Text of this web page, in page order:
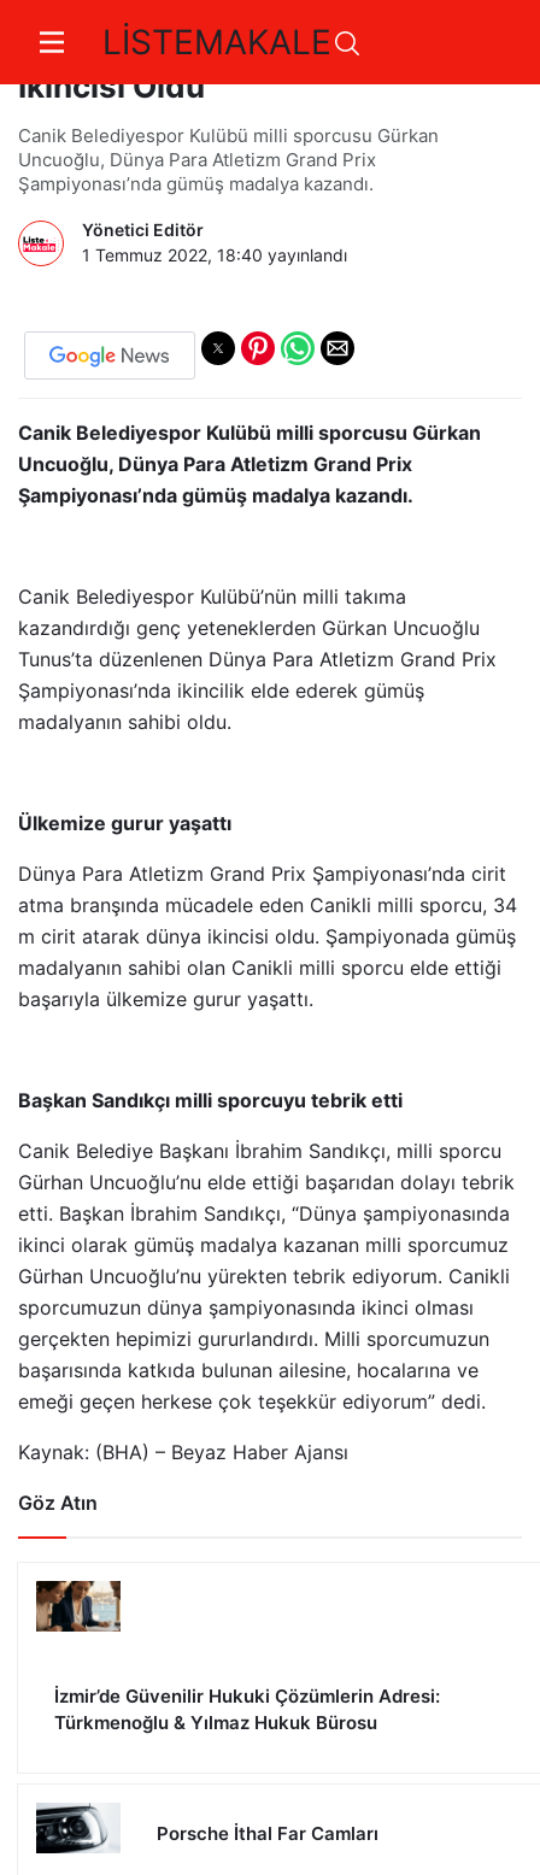
LİSTEMAKALE
Canikli Milli Sporcu Dünya
İkincisi Oldu
Canik Belediyespor Kulübü milli sporcusu Gürkan
Uncuoğlu, Dünya Para Atletizm Grand Prix
Şampiyonası’nda gümüş madalya kazandı.
Yönetici Editör
1 Temmuz 2022, 18:40 yayınlandı
Canik Belediyespor Kulübü milli sporcusu Gürkan
Uncuoğlu, Dünya Para Atletizm Grand Prix
Şampiyonası’nda gümüş madalya kazandı.
Canik Belediyespor Kulübü’nün milli takıma
kazandırdığı genç yeteneklerden Gürkan Uncuoğlu
Tunus’ta düzenlenen Dünya Para Atletizm Grand Prix
Şampiyonası’nda ikincilik elde ederek gümüş
madalyanın sahibi oldu.
Ülkemize gurur yaşattı
Dünya Para Atletizm Grand Prix Şampiyonası’nda cirit
atma branşında mücadele eden Canikli milli sporcu, 34
m cirit atarak dünya ikincisi oldu. Şampiyonada gümüş
madalyanın sahibi olan Canikli milli sporcu elde ettiği
başarıyla ülkemize gurur yaşattı.
Başkan Sandıkçı milli sporcuyu tebrik etti
Canik Belediye Başkanı İbrahim Sandıkçı, milli sporcu
Gürhan Uncuoğlu’nu elde ettiği başarıdan dolayı tebrik
etti. Başkan İbrahim Sandıkçı, “Dünya şampiyonasında
ikinci olarak gümüş madalya kazanan milli sporcumuz
Gürhan Uncuoğlu’nu yürekten tebrik ediyorum. Canikli
sporcumuzun dünya şampiyonasında ikinci olması
gerçekten hepimizi gururlandırdı. Milli sporcumuzun
başarısında katkıda bulunan ailesine, hocalarına ve
emeği geçen herkese çok teşekkür ediyorum” dedi.
Kaynak: (BHA) – Beyaz Haber Ajansı
Göz Atın
İzmir’de Güvenilir Hukuki Çözümlerin Adresi:
Türkmenoğlu & Yılmaz Hukuk Bürosu
Porsche İthal Far Camları